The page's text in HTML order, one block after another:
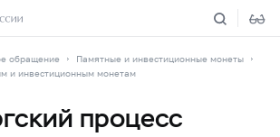
обращение
Памятные и инвестиционные монеты
и инвестиционным монетам
процесс